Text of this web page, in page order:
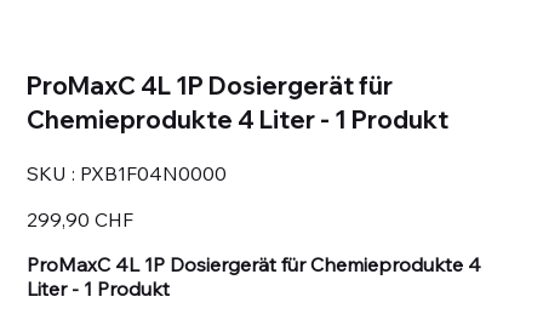
ProMaxC 4L 1P Dosiergerät für
Chemieprodukte 4 Liter - 1 Produkt
SKU : SKU
PXB1F04N0000
PXB1F04N0000
299,90 CHF
ProMaxC 4L 1P Dosiergerät für Chemieprodukte 4
Liter - 1 Produkt